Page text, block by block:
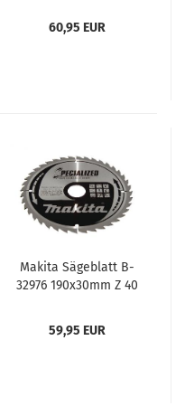
60,95 EUR
Makita Sägeblatt B-
32976 190x30mm Z 40
59,95 EUR